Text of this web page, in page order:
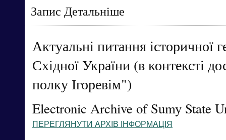
Запис Детальніше
Актуальні питання історичної
Східної України (в контексті
полку Ігоревім")
Electronic Archive of Sumy State
ПЕРЕГЛЯНУТИ АРХІВ ІНФОРМАЦІЯ